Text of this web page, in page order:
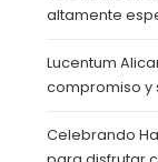
altamente
Lucentum
compromiso y
Celebrando